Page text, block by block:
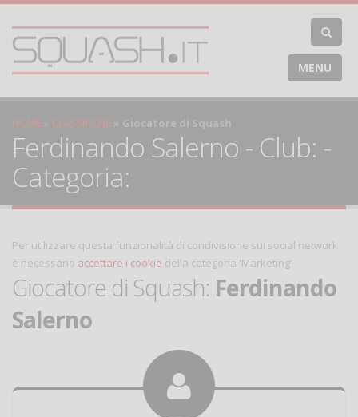
MENU
HOME CLASSIFICHE Giocatore di Squash
Ferdinando Salerno - Club: -
Categoria:
Per utilizzare questa funzionalità di condivisione sui social network
è necessario accettare i cookie della categoria 'Marketing'
Giocatore di Squash: Ferdinando
Salerno